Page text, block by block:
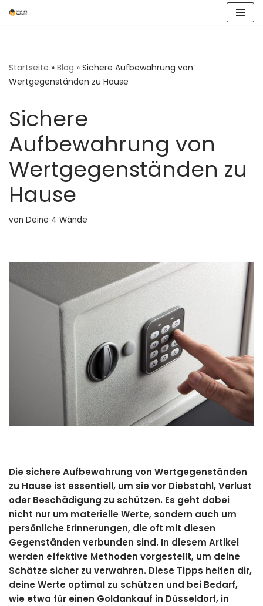
Startseite » Blog » Sichere Aufbewahrung von
Wertgegenständen zu Hause
Sichere
Aufbewahrung von
Wertgegenständen zu
Hause
von Deine 4 Wände
Die sichere Aufbewahrung von Wertgegenständen
zu Hause ist essentiell, um sie vor Diebstahl, Verlust
oder Beschädigung zu schützen. Es geht dabei
nicht nur um materielle Werte, sondern auch um
persönliche Erinnerungen, die oft mit diesen
Gegenständen verbunden sind. In diesem Artikel
werden effektive Methoden vorgestellt, um deine
Schätze sicher zu verwahren. Diese Tipps helfen dir,
deine Werte optimal zu schützen und bei Bedarf,
wie etwa für einen Goldankauf in Düsseldorf, in